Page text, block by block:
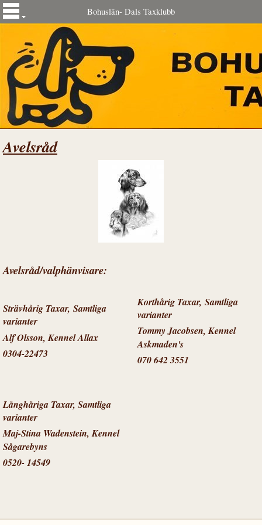
Bohuslän- Dals Taxklubb
Avelsråd
Avelsråd/valphänvisare:
Strävhårig Taxar, Samtliga
varianter
Alf Olsson, Kennel Allax
0304-22473
Korthårig Taxar, Samtliga
varianter
Tommy Jacobsen, Kennel
Askmaden's
070 642 3551
Långhåriga Taxar, Samtliga
varianter
Maj-Stina Wadenstein, Kennel
Sågarebyns
0520- 14549